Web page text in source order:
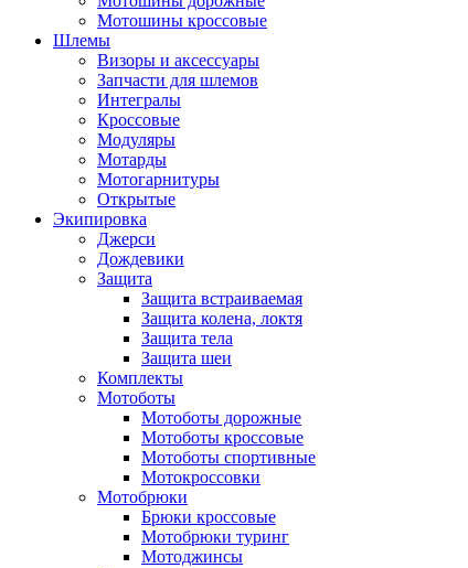
Мотошины кроссовые
Шлемы
Визоры и аксессуары
Запчасти для шлемов
Интегралы
Кроссовые
Модуляры
Мотарды
Мотогарнитуры
Открытые
Экипировка
Джерси
Дождевики
Защита
Защита встраиваемая
Защита колена, локтя
Защита тела
Защита шеи
Комплекты
Мотоботы
Мотоботы дорожные
Мотоботы кроссовые
Мотоботы спортивные
Мотокроссовки
Мотобрюки
Брюки кроссовые
Мотобрюки туринг
Мотоджинсы